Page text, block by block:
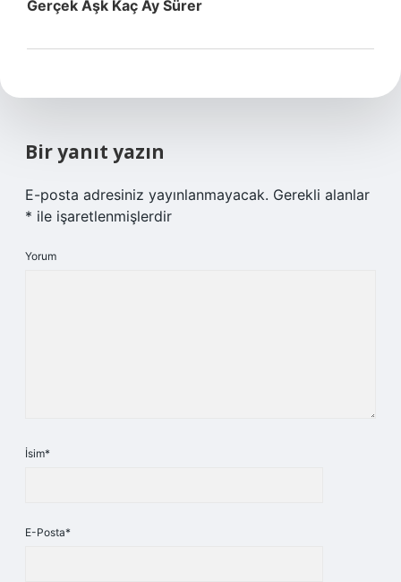
Gerçek Aşk Kaç Ay Sürer
Bir yanıt yazın
E-posta adresiniz yayınlanmayacak. Gerekli alanlar
* ile işaretlenmişlerdir
Yorum
İsim*
E-Posta*